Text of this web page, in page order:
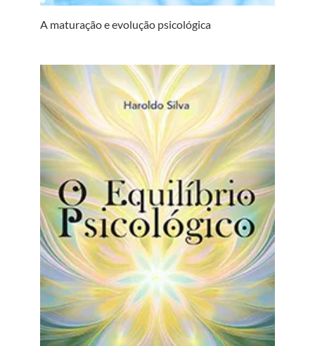
A maturação e evolução psicológica